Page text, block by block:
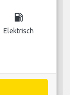
local_gas_station
Elektrisch